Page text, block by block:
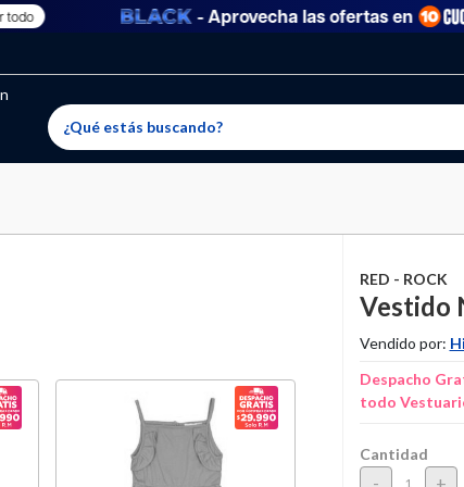
- Aprovecha las ofertas en
El producto ha sido eliminado correctamente
ha sido agregado a tu lista de favoritos
permitidos, para agregar uno nuevo ingresa a “Mi
RED - ROCK
Vestido
Vendido por:
Despacho
todo
Cantidad
- +